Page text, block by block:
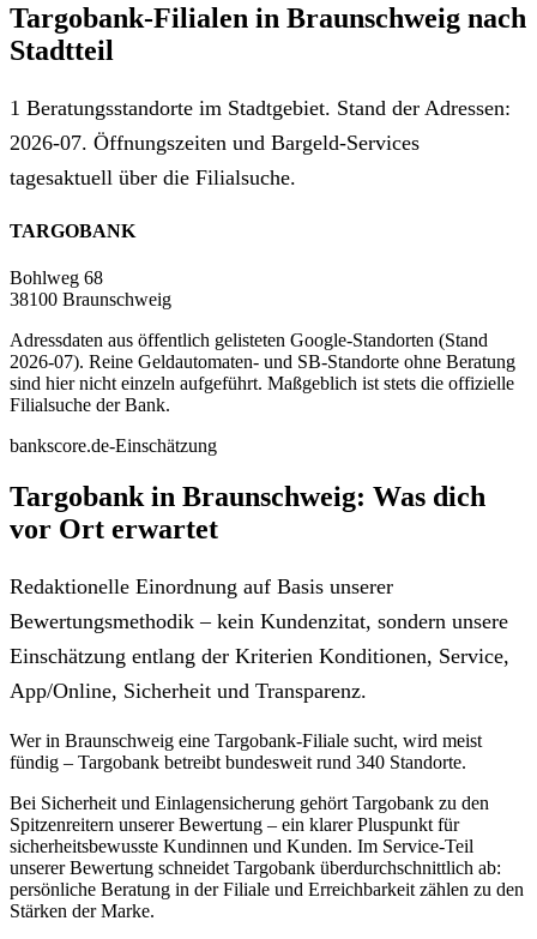
Targobank-Filialen in Braunschweig nach
Stadtteil
1 Beratungsstandorte im Stadtgebiet. Stand der Adressen:
2026-07. Öffnungszeiten und Bargeld-Services
tagesaktuell über die Filialsuche.
TARGOBANK
Bohlweg 68
38100 Braunschweig
Adressdaten aus öffentlich gelisteten Google-Standorten (Stand
2026-07). Reine Geldautomaten- und SB-Standorte ohne Beratung
sind hier nicht einzeln aufgeführt. Maßgeblich ist stets die offizielle
Filialsuche der Bank.
bankscore.de-Einschätzung
Targobank in Braunschweig: Was dich
vor Ort erwartet
Redaktionelle Einordnung auf Basis unserer
Bewertungsmethodik – kein Kundenzitat, sondern unsere
Einschätzung entlang der Kriterien Konditionen, Service,
App/Online, Sicherheit und Transparenz.
Wer in Braunschweig eine Targobank-Filiale sucht, wird meist
fündig – Targobank betreibt bundesweit rund 340 Standorte.
Bei Sicherheit und Einlagensicherung gehört Targobank zu den
Spitzenreitern unserer Bewertung – ein klarer Pluspunkt für
sicherheitsbewusste Kundinnen und Kunden. Im Service-Teil
unserer Bewertung schneidet Targobank überdurchschnittlich ab:
persönliche Beratung in der Filiale und Erreichbarkeit zählen zu den
Stärken der Marke.